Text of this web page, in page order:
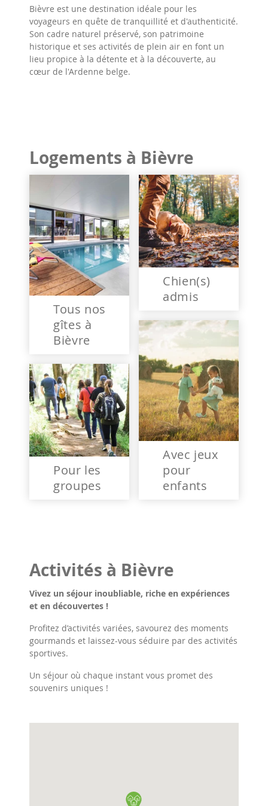
Bièvre est une destination idéale pour les
voyageurs en quête de tranquillité et d'authenticité.
Son cadre naturel préservé, son patrimoine
historique et ses activités de plein air en font un
lieu propice à la détente et à la découverte, au
cœur de l'Ardenne belge.
Logements à Bièvre
Tous nos
gîtes à
Bièvre
Pour les
groupes
Chien(s)
admis
Avec jeux
pour
enfants
Activités à Bièvre
Vivez un séjour inoubliable, riche en expériences
et en découvertes !
Profitez d’activités variées, savourez des moments
gourmands et laissez-vous séduire par des activités
sportives.
Un séjour où chaque instant vous promet des
souvenirs uniques !